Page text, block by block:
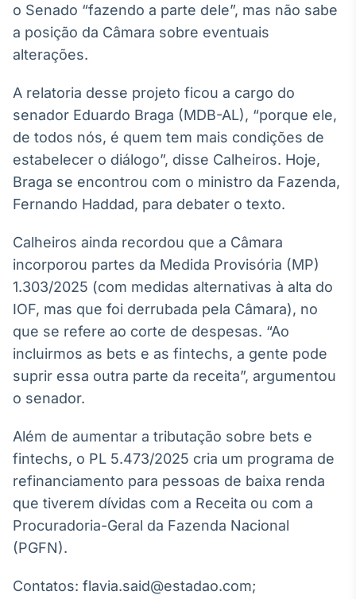
Broadcast
Ticker
Broadcast
para conteúdos e
funcionalidades
Broadcast
Wallboard
Conteúdos e
dados para
displays e telas
Broadcast
noticiosos
Soluções de
Tecnologia
Broadcast
Monitoramento
o Senado “fazendo a parte dele”, mas não sabe
a posição da Câmara sobre eventuais
alterações.
A relatoria desse projeto ficou a cargo do
senador Eduardo Braga (MDB-AL), “porque ele,
de todos nós, é quem tem mais condições de
estabelecer o diálogo”, disse Calheiros. Hoje,
Braga se encontrou com o ministro da Fazenda,
Fernando Haddad, para debater o texto.
Calheiros ainda recordou que a Câmara
incorporou partes da Medida Provisória (MP)
1.303/2025 (com medidas alternativas à alta do
IOF, mas que foi derrubada pela Câmara), no
que se refere ao corte de despesas. “Ao
incluirmos as bets e as fintechs, a gente pode
suprir essa outra parte da receita”, argumentou
o senador.
Além de aumentar a tributação sobre bets e
fintechs, o PL 5.473/2025 cria um programa de
refinanciamento para pessoas de baixa renda
que tiverem dívidas com a Receita ou com a
Procuradoria-Geral da Fazenda Nacional
(PGFN).
Contatos: flavia.said@estadao.com;